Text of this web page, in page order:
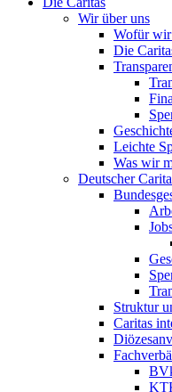
Wir über uns
Wofür wir
Die
Leichte
Was wir
Deutscher
Struktur
Caritas